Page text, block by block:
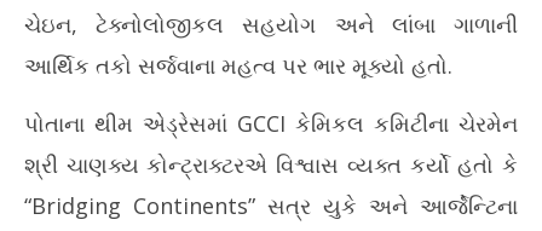
ચેઇન, ટેક્નોલોજીકલ સહયોગ અને લાંબા ગાળાની
આર્થિક તકો સર્જવાના મહત્વ પર ભાર મૂક્યો હતો.
પોતાના થીમ એડ્રેસમાં GCCI કેમિકલ કમિટીના ચેરમેન
શ્રી ચાણક્ય કોન્ટ્રાક્ટરએ વિશ્વાસ વ્યક્ત કર્યો હતો કે
“Bridging Continents” સત્ર યુકે અને આર્જેન્ટિના